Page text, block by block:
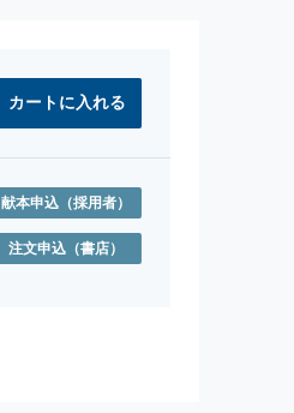
献本申込 （採用者）
注文申込 （書店）